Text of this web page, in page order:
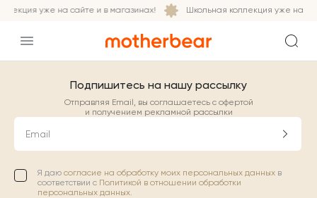
уже на сайте и в магазинах! Школьная коллекция уже на
Подпишитесь на нашу рассылку
Отправляя Email, вы соглашаетесь с офертой
и получением рекламной рассылки
Email
Я даю согласие на обработку моих персональных данных в
соответствии с Политикой в отношении обработки
персональных данных.